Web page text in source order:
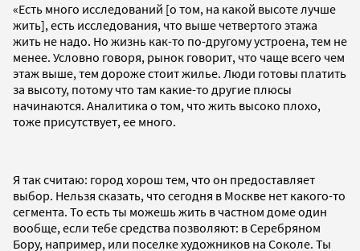
«Есть много исследований [о том, на какой высоте лучше
жить], есть исследования, что выше четвертого этажа
жить не надо. Но жизнь как-то по-другому устроена, тем не
менее. Условно говоря, рынок говорит, что чаще всего чем
этаж выше, тем дороже стоит жилье. Люди готовы платить
за высоту, потому что там какие-то другие плюсы
начинаются. Аналитика о том, что жить высоко плохо,
тоже присутствует, ее много.
Я так считаю: город хорош тем, что он предоставляет
выбор. Нельзя сказать, что сегодня в Москве нет какого-то
сегмента. То есть ты можешь жить в частном доме один
вообще, если тебе средства позволяют: в Серебряном
Бору, например, или поселке художников на Соколе. Ты